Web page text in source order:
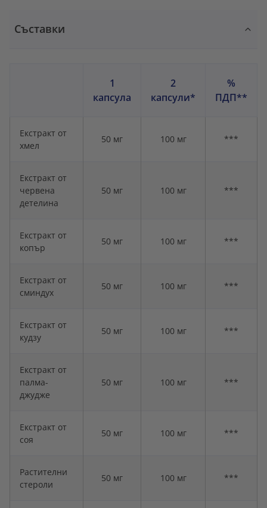
Съставки
1
капсула
2
капсули*
%
ПДП**
Екстракт от
хмел
50 мг 100 мг ***
Екстракт от
червена
детелина
50 мг 100 мг ***
Екстракт от
копър
50 мг 100 мг ***
Екстракт от
сминдух
50 мг 100 мг ***
Екстракт от
кудзу
50 мг 100 мг ***
Екстракт от
палма-
джудже
50 мг 100 мг ***
Екстракт от
соя
50 мг 100 мг ***
Растителни
стероли
50 мг 100 мг ***